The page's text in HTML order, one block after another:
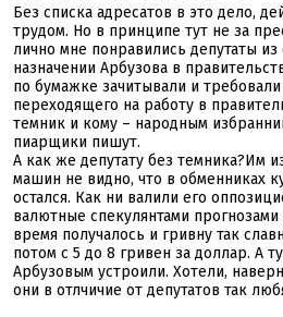
Без списка адресатов в это дело,
трудом. Но в принципе тут не за
лично мне понравились депутаты
назначении Арбузова в
по бумажке зачитывали и
переходящего на работу в
темник и кому – народным
пиарщики пишут.
А как же депутату без темника?Им
машин не видно, что в обменниках
остался. Как ни валили его
валютные спекулянтами
время получалось и гривну так
потом с 5 до 8 гривен за доллар. А
Арбузовым устроили. Хотели,
они в отлчичие от депутатов так